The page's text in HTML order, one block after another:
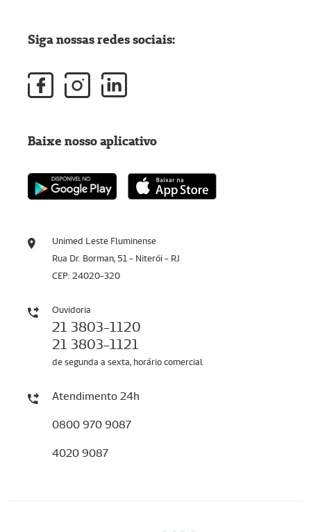
Unimed Leste Fluminense
Rua Dr. Borman, 51 - Niterói - RJ
CEP: 24020-320
Ouvidoria
21 3803-1120
21 3803-1121
de segunda a sexta, horário comercial
Atendimento 24h
0800 970 9087
4020 9087
Siga nossas redes sociais:
Baixe nosso aplicativo